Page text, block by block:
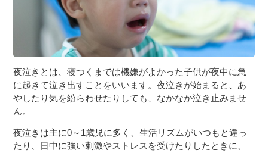
７〜１２歳児
夜泣きとは、寝つくまでは機嫌がよかった子供が夜中に急
に起きて泣き出すことをいいます。夜泣きが始まると、あ
やしたり気を紛らわせたりしても、なかなか泣き止みませ
ん。
夜泣きは主に0～1歳児に多く、生活リズムがいつもと違っ
たり、日中に強い刺激やストレスを受けたりしたときに、